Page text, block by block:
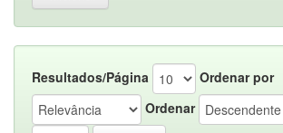
Resultados/Página
Ordenar por
Ordenar